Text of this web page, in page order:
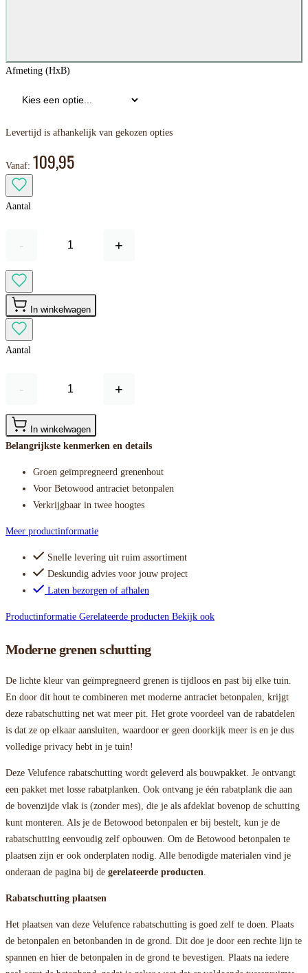
Afmeting (HxB)
Levertijd is afhankelijk van gekozen opties
Vanaf: 109,95
Aantal
- +
In winkelwagen
Aantal
- +
In winkelwagen
Belangrijkste kenmerken en details
Groen geïmpregneerd grenenhout
Voor Betowood antraciet betonpalen
Verkrijgbaar in twee hoogtes
Meer productinformatie
Snelle levering uit ruim assortiment
Deskundig advies voor jouw project
Laten bezorgen of afhalen
Productinformatie Gerelateerde producten Bekijk ook
Moderne grenen schutting
De lichte kleur van geïmpregneerd grenen is tijdloos en past bij elke tuin.
En door dit hout te combineren met moderne antraciet betonpalen, krijgt
deze rabatschutting net wat meer pit. Het grote voordeel van de rabatdelen
is dat ze op elkaar aansluiten, waardoor er geen doorkijk meer is en je dus
volledige privacy hebt in je tuin!
Deze Velufence rabatschutting wordt geleverd als bouwpakket. Je ontvangt
een pakket met losse rabatplanken. Ook ontvang je één rabatplank die aan
de bovenzijde vlak is (zonder mes), die je als afdeklat bovenop de schutting
kunt monteren. Als je de Betowood betonpalen er bij bestelt, kun je de
rabatschutting eenvoudig zelf opbouwen. Om de Betowood betonpalen te
plaatsen zijn er ook onderplaten nodig. Alle benodigde materialen vind je
onderaan de pagina bij de gerelateerde producten.
Rabatschutting plaatsen
Het plaatsen van deze Velufence rabatschutting is goed zelf te doen. Plaats
de betonpalen en betonbanden in de grond. Dit doe je door een rechte lijn te
spannen en hier de betonpalen in de grond te bevestigen. Plaats na iedere